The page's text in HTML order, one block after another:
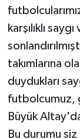
karşılıklı
takımlarına
duydukları
futbolcumuz,
Büyük
Bu durumu